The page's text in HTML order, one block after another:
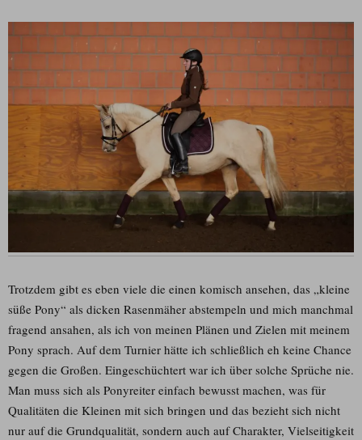
Trotzdem gibt es eben viele die einen komisch ansehen, das „kleine
süße Pony“ als dicken Rasenmäher abstempeln und mich manchmal
fragend ansahen, als ich von meinen Plänen und Zielen mit meinem
Pony sprach. Auf dem Turnier hätte ich schließlich eh keine Chance
gegen die Großen. Eingeschüchtert war ich über solche Sprüche nie.
Man muss sich als Ponyreiter einfach bewusst machen, was für
Qualitäten die Kleinen mit sich bringen und das bezieht sich nicht
nur auf die Grundqualität, sondern auch auf Charakter, Vielseitigkeit